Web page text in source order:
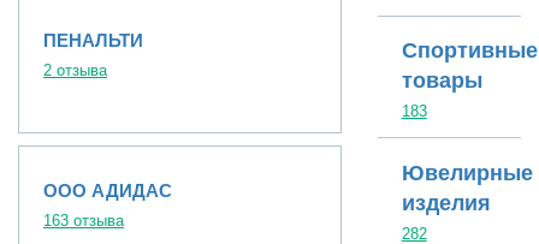
ПЕНАЛЬТИ
2 отзыва
ООО АДИДАС
163 отзыва
Спортивные
товары
183
Ювелирные
изделия
282